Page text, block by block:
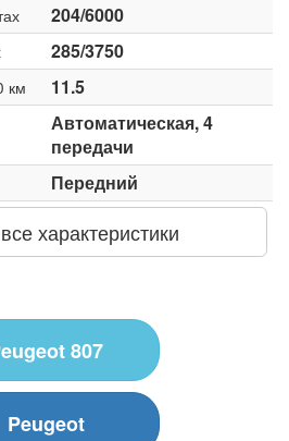
204/6000
285/3750
км
11.5
Автоматическая, 4
передачи
Передний
характеристики
807
Peugeot